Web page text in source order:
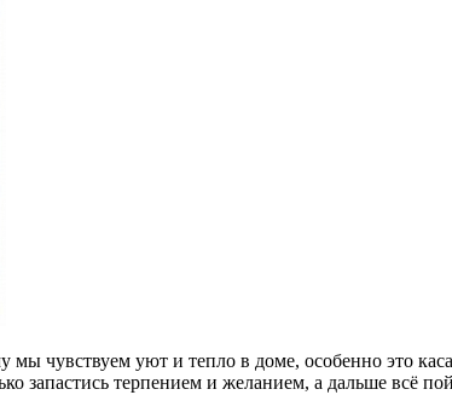
чувствуем уют и тепло в доме, особенно это
запастись терпением и желанием, а дальше всё